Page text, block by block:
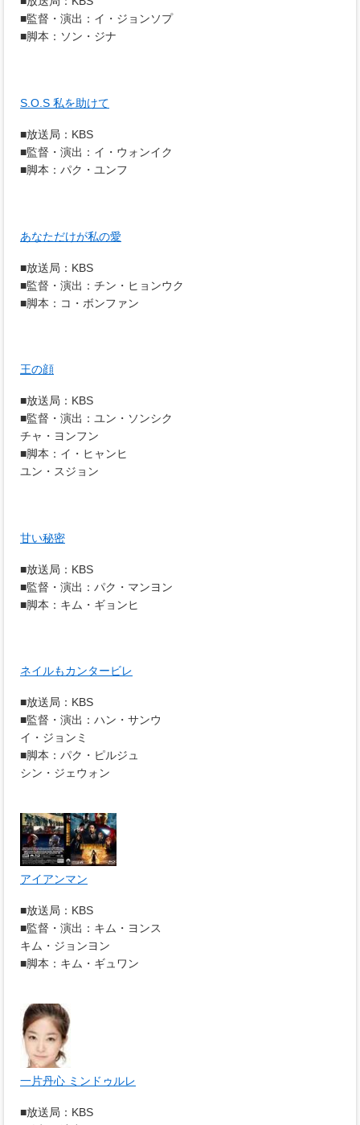
■監督・演出：イ・ジョンソプ
■脚本：ソン・ジナ
S.O.S 私を助けて
■放送局：KBS
■監督・演出：イ・ウォンイク
■脚本：パク・ユンフ
あなただけが私の愛
■放送局：KBS
■監督・演出：チン・ヒョンウク
■脚本：コ・ボンファン
王の顔
■放送局：KBS
■監督・演出：ユン・ソンシク
チャ・ヨンフン
■脚本：イ・ヒャンヒ
ユン・スジョン
甘い秘密
■放送局：KBS
■監督・演出：パク・マンヨン
■脚本：キム・ギョンヒ
ネイルもカンタービレ
■放送局：KBS
■監督・演出：ハン・サンウ
イ・ジョンミ
■脚本：パク・ピルジュ
シン・ジェウォン
アイアンマン
■放送局：KBS
■監督・演出：キム・ヨンス
キム・ジョンヨン
■脚本：キム・ギュワン
一片丹心 ミンドゥルレ
■放送局：KBS